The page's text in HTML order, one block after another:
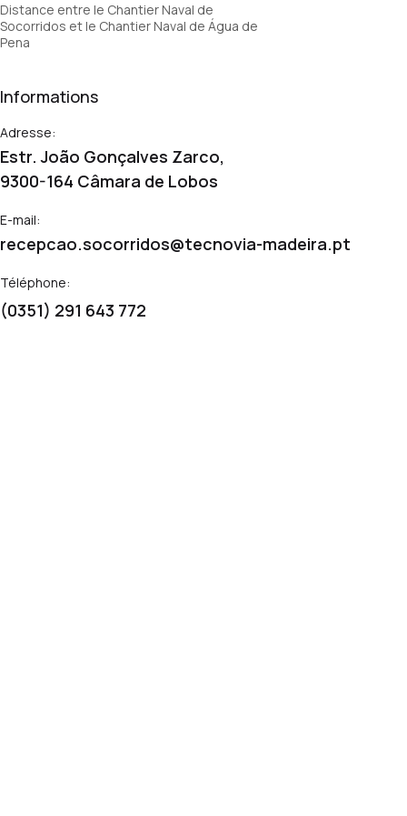
Distance entre le Chantier Naval de
Socorridos et le Chantier Naval de Água de
Pena
Informations
Adresse:
Estr. João Gonçalves Zarco,
9300-164 Câmara de Lobos
E-mail:
recepcao.socorridos@tecnovia-madeira.pt
Téléphone:
(0351) 291 643 772